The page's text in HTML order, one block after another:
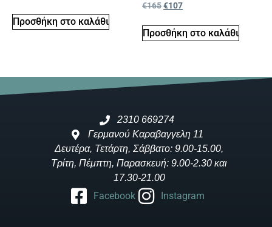
Προσθήκη στο καλάθι
€165€107
Προσθήκη στο καλάθι
2310 669274
Γερμανού Καραβαγγελη 11
Δευτέρα, Τετάρτη, Σάββατο: 9.00-15.00,
Τρίτη, Πέμπτη, Παρασκευή: 9.00-2.30 και
17.30-21.00
Facebook Instagram